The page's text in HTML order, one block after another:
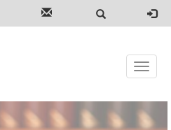
Toggle